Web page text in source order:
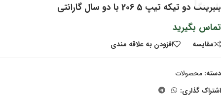
بلبرینگ دو تیکه تیپ 5 206 با دو سال گارانتی
تماس بگیرید
مقايسه افزودن به علاقه مندی
دسته: محصولات
اشتراک گذاری: